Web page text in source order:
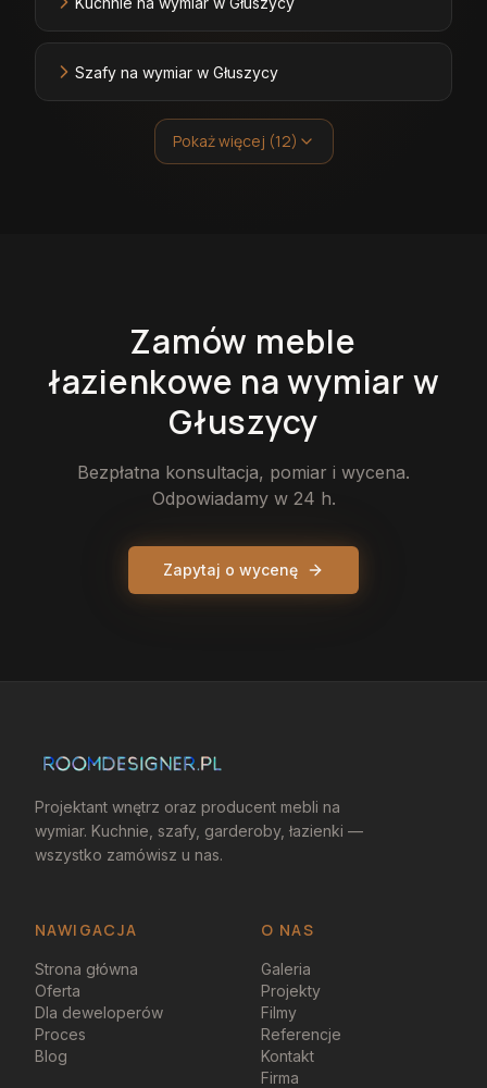
Szafy na wymiar w Głuszycy
Pokaż więcej (12)
Zamów meble
łazienkowe na wymiar w
Głuszycy
Bezpłatna konsultacja, pomiar i wycena.
Odpowiadamy w 24 h.
Zapytaj o wycenę
Projektant wnętrz oraz producent mebli na
wymiar. Kuchnie, szafy, garderoby, łazienki —
wszystko zamówisz u nas.
NAWIGACJA O NAS
Strona główna
Oferta
Dla deweloperów
Proces
Blog
Galeria
Projekty
Filmy
Referencje
Kontakt
Firma